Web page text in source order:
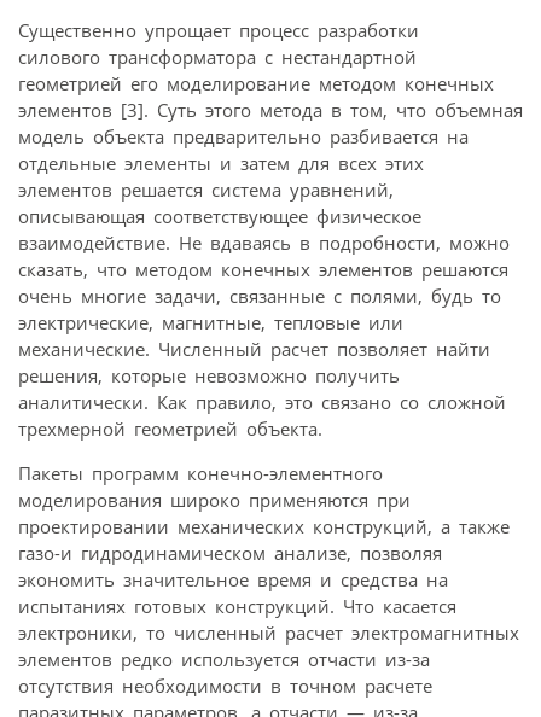
Существенно упрощает процесс разработки
силового трансформатора с нестандартной
геометрией его моделирование методом конечных
элементов [3]. Суть этого метода в том, что объемная
модель объекта предварительно разбивается на
отдельные элементы и затем для всех этих
элементов решается система уравнений,
описывающая соответствующее физическое
взаимодействие. Не вдаваясь в подробности, можно
сказать, что методом конечных элементов решаются
очень многие задачи, связанные с полями, будь то
электрические, магнитные, тепловые или
механические. Численный расчет позволяет найти
решения, которые невозможно получить
аналитически. Как правило, это связано со сложной
трехмерной геометрией объекта.
Пакеты программ конечно-элементного
моделирования широко применяются при
проектировании механических конструкций, а также
газо-и гидродинамическом анализе, позволяя
экономить значительное время и средства на
испытаниях готовых конструкций. Что касается
электроники, то численный расчет электромагнитных
элементов редко используется отчасти из-за
отсутствия необходимости в точном расчете